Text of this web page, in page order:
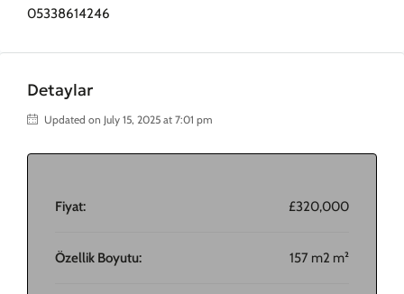
05338614246
Detaylar
Updated on July 15, 2025 at 7:01 pm
Fiyat: £320,000
Özellik Boyutu: 157 m2 m²